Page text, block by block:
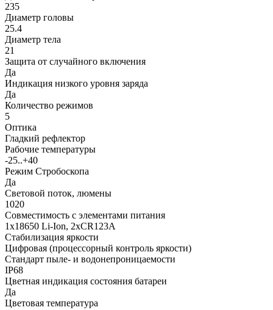
235
Диаметр головы
25.4
Диаметр тела
21
Защита от случайного включения
Да
Индикация низкого уровня заряда
Да
Количество режимов
5
Оптика
Гладкий рефлектор
Рабочие температуры
-25..+40
Режим Стробоскопа
Да
Световой поток, люмены
1020
Совместимость с элементами питания
1x18650 Li-Ion, 2хCR123A
Стабилизация яркости
Цифровая (процессорный контроль яркости)
Стандарт пыле- и водонепроницаемости
IP68
Цветная индикация состояния батареи
Да
Цветовая температура